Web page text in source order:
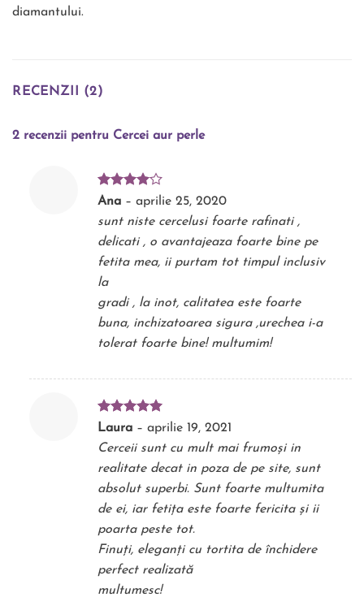
diamantului.
RECENZII (2)
2 recenzii pentru Cercei aur perle
Evaluat
5
Ana – aprilie 25, 2020
sunt niste cercelusi foarte rafinati ,
delicati , o avantajeaza foarte bine pe
fetita mea, ii purtam tot timpul inclusiv
la
gradi , la inot, calitatea este foarte
buna, inchizatoarea sigura ,urechea i-a
tolerat foarte bine! multumim!
Evaluat la
Laura – aprilie 19, 2021
Cerceii sunt cu mult mai frumoși in
realitate decat in poza de pe site, sunt
absolut superbi. Sunt foarte multumita
de ei, iar fetița este foarte fericita și ii
poarta peste tot.
Finuți, eleganți cu tortita de închidere
perfect realizată
multumesc!